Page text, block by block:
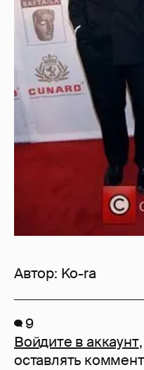
Автор: Ko-ra
9
Войдите в аккаунт
оставлять